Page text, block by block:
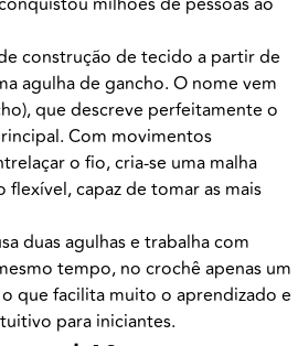
construção de tecido a partir de
agulha de gancho. O nome vem
que descreve perfeitamente o
Com movimentos
o fio, cria-se uma malha
capaz de tomar as mais
duas agulhas e trabalha com
tempo, no crochê apenas um
que facilita muito o aprendizado e
para iniciantes.